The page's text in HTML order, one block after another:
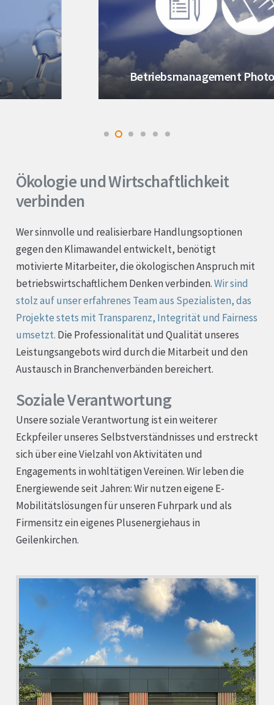
Aktuelles
KontaktBetriebsmanagement Photovoltaik
Ökologie und Wirtschaftlichkeit
verbinden
Wer sinnvolle und realisierbare Handlungsoptionen
gegen den Klimawandel entwickelt, benötigt
motivierte Mitarbeiter, die ökologischen Anspruch mit
betriebswirtschaftlichem Denken verbinden.Wir sind
stolz auf unser erfahrenes Team aus Spezialisten, das
Projekte stets mit Transparenz, Integrität und Fairness
umsetzt. Die Professionalität und Qualität unseres
Leistungsangebots wird durch die Mitarbeit und den
Austausch in Branchenverbänden bereichert.
Soziale Verantwortung
Unsere soziale Verantwortung ist ein weiterer
Eckpfeiler unseres Selbstverständnisses und erstreckt
sich über eine Vielzahl von Aktivitäten und
Engagements in wohltätigen Vereinen. Wir leben die
Energiewende seit Jahren: Wir nutzen eigene E-
Mobilitätslösungen für unseren Fuhrpark und als
Firmensitz ein eigenes Plusenergiehaus in
Geilenkirchen.